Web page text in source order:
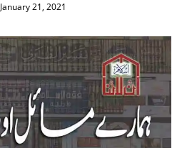
January 21, 2021